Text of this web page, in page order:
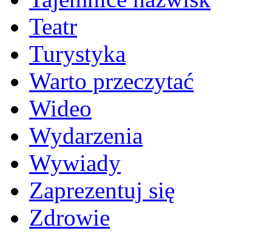
Teatr
Turystyka
Warto przeczytać
Wideo
Wydarzenia
Wywiady
Zaprezentuj się
Zdrowie